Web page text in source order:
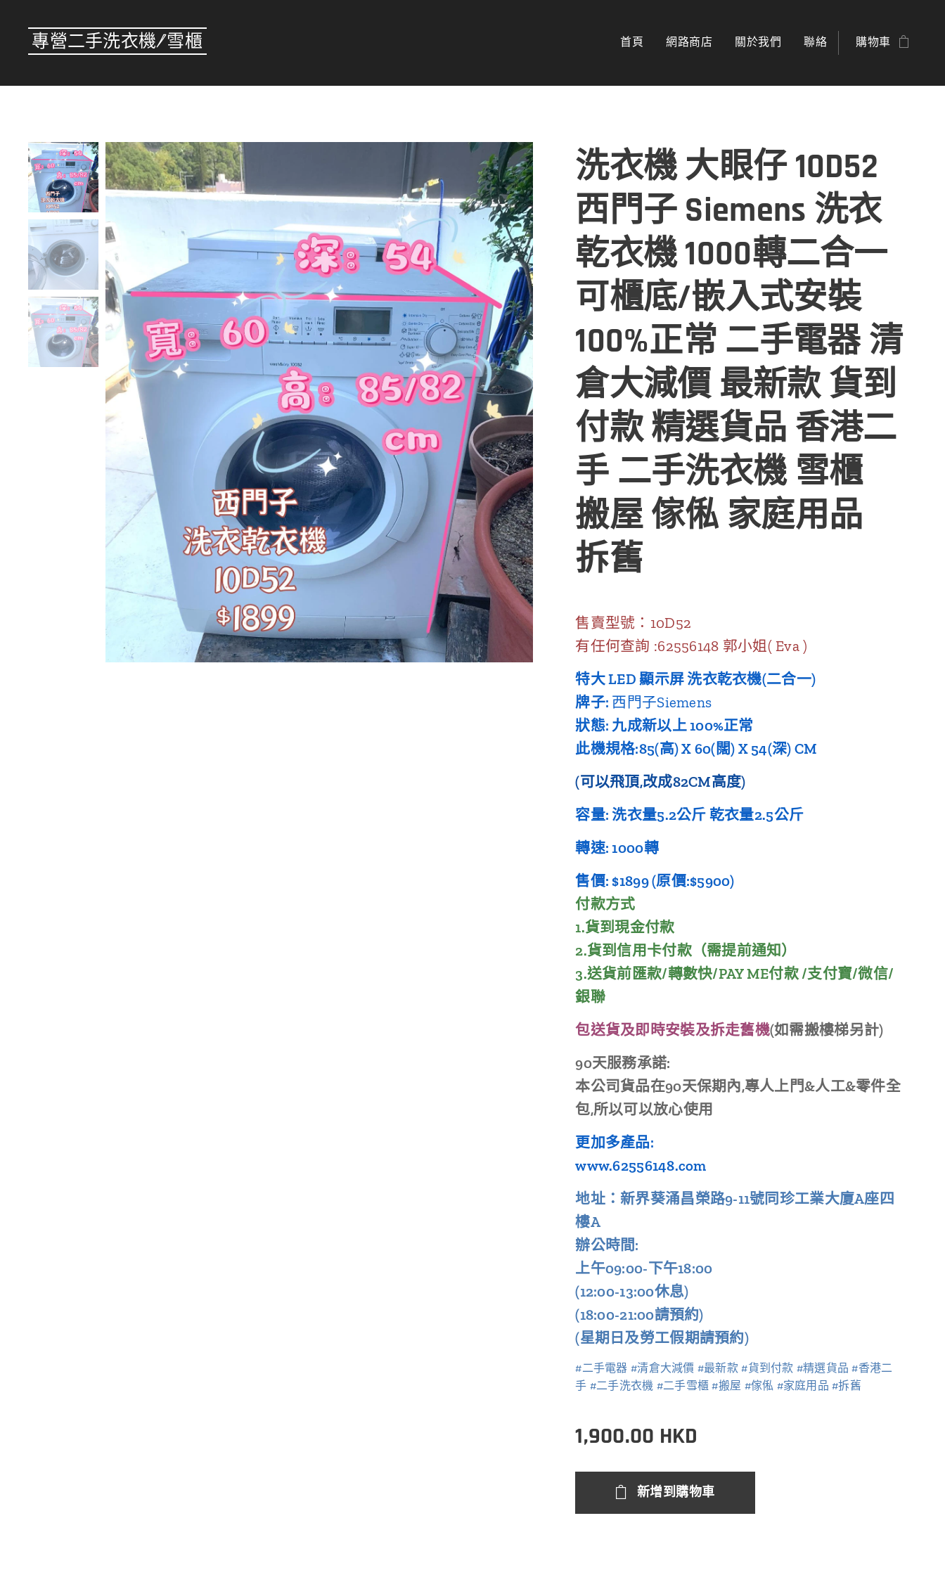
專營二手洗衣機/雪櫃 首頁 網路商店 關於我們 聯絡 購物車
洗衣機 大眼仔 10D52
西門子 Siemens 洗衣
乾衣機 1000轉二合一
可櫃底/嵌入式安裝
100%正常 二手電器 清
倉大減價 最新款 貨到
付款 精選貨品 香港二
手 二手洗衣機 雪櫃
搬屋 傢俬 家庭用品
拆舊
售賣型號：10D52
有任何查詢 :62556148 郭小姐( Eva )
特大 LED 顯示屏 洗衣乾衣機(二合一)
牌子: 西門子Siemens
狀態: 九成新以上 100%正常
此機規格:85(高) X 60(闊) X 54(深) CM
(可以飛頂,改成82CM高度)
容量: 洗衣量5.2公斤 乾衣量2.5公斤
轉速: 1000轉
售價: $1899 (原價:$5900)
付款方式
1.貨到現金付款
2.貨到信用卡付款（需提前通知）
3.送貨前匯款/轉數快/PAY ME付款 /支付寶/微信/
銀聯
包送貨及即時安裝及拆走舊機(如需搬樓梯另計)
90天服務承諾:
本公司貨品在90天保期內,專人上門&人工&零件全
包,所以可以放心使用
更加多產品:
www.62556148.com
地址：新界葵涌昌榮路9-11號同珍工業大廈A座四
樓A
辦公時間:
上午09:00-下午18:00
(12:00-13:00休息)
(18:00-21:00請預約)
(星期日及勞工假期請預約)
#二手電器 #清倉大減價 #最新款 #貨到付款 #精選貨品 #香港二
手 #二手洗衣機 #二手雪櫃 #搬屋 #傢俬 #家庭用品 #拆舊
1,900.00 HKD
新增到購物車